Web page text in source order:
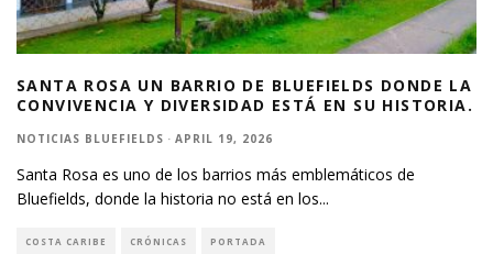
SANTA ROSA UN BARRIO DE BLUEFIELDS DONDE LA
CONVIVENCIA Y DIVERSIDAD ESTÁ EN SU HISTORIA.
NOTICIAS BLUEFIELDS · APRIL 19, 2026
Santa Rosa es uno de los barrios más emblemáticos de
Bluefields, donde la historia no está en los...
COSTA CARIBE CRÓNICAS PORTADA